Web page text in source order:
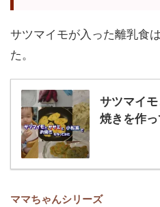
サツマイモが入った離乳食
た。
サツマイ
焼きを作
ママちゃんシリーズ